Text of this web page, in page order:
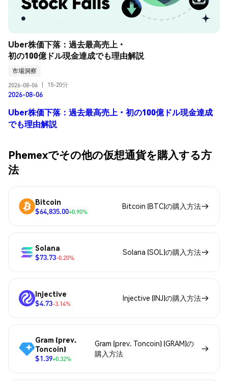
Uber株価下落：過去最高売上・
初の100億ドル現金達成でも理由解説
市場洞察
2026-08-06
15-20分
2026-08-06
Uber株価下落：過去最高売上・初の100億ドル現金達成
でも理由解説
Phemexでその他の仮想通貨を購入する方
法
Bitcoin
$64,835.00+0.90%
Bitcoin (BTC)の購入方法
Solana
$73.73-0.20%
Solana (SOL)の購入方法
Injective
$4.73-3.14%
Injective (INJ)の購入方法
Gram (prev.
Toncoin)
$1.39+0.32%
Gram (prev. Toncoin) (GRAM)の
購入方法